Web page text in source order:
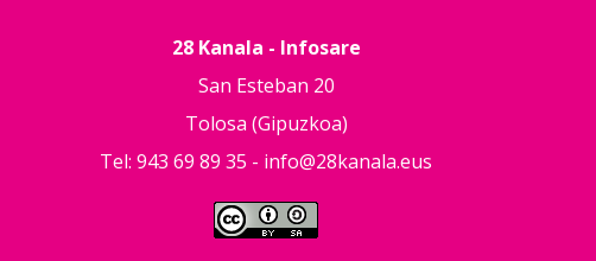
28 Kanala - Infosare
San Esteban 20
Tolosa (Gipuzkoa)
Tel: 943 69 89 35 - info@28kanala.eus